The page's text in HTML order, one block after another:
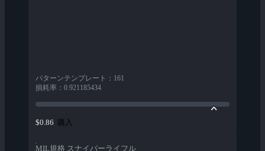
パターンテンプレート ： 161
損耗率 ： 0.921185434
$0.86 購入
MIL規格 スナイパーライフル